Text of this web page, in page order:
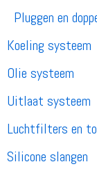
Pluggen en
Koeling systeem
Olie systeem
Uitlaat systeem
Luchtfilters en
Silicone slangen